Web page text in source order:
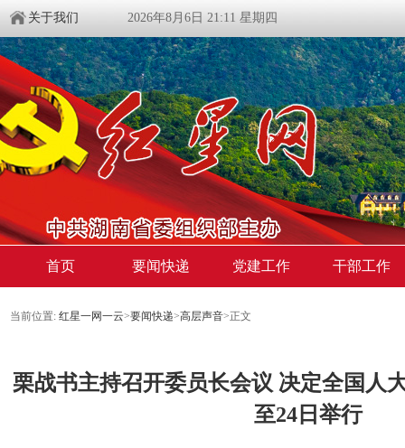
关于我们 2026年8月6日 21:11 星期四
首页 要闻快递 党建工作 干部工作
当前位置: 红星一网一云>要闻快递>高层声音>正文
栗战书主持召开委员长会议 决定全国人
至24日举行